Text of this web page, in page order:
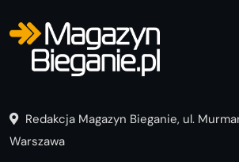
Redakcja Magazyn Bieganie, ul.
Warszawa